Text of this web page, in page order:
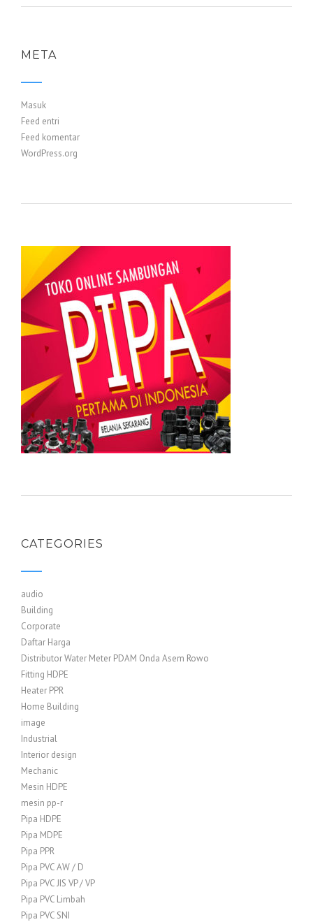
META
Masuk
Feed entri
Feed komentar
WordPress.org
CATEGORIES
audio
Building
Corporate
Daftar Harga
Distributor Water Meter PDAM Onda Asem Rowo
Fitting HDPE
Heater PPR
Home Building
image
Industrial
Interior design
Mechanic
Mesin HDPE
mesin pp-r
Pipa HDPE
Pipa MDPE
Pipa PPR
Pipa PVC AW / D
Pipa PVC JIS VP / VP
Pipa PVC Limbah
Pipa PVC SNI